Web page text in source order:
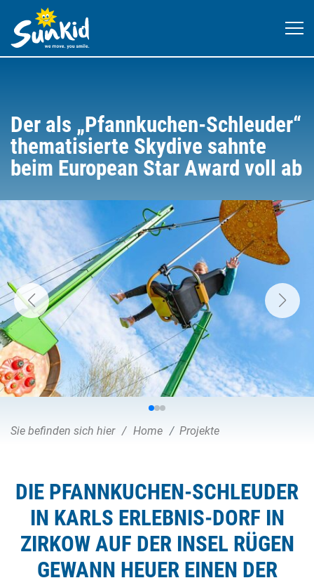
Der als „Pfannkuchen-Schleuder“
thematisierte Skydive sahnte
beim European Star Award voll ab
Sie befinden sich hier Home Projekte
DIE PFANNKUCHEN-SCHLEUDER
IN KARLS ERLEBNIS-DORF IN
ZIRKOW AUF DER INSEL RÜGEN
GEWANN HEUER EINEN DER